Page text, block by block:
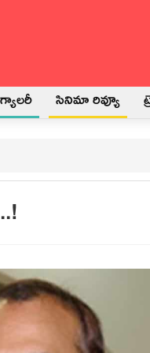
సినిమా రివ్యూ